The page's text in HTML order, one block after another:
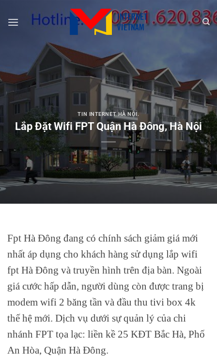
đến
TIN INTERNET HÀ NỘI.
Lắp Đặt Wifi FPT Quận Hà Đông, Hà Nội
Fpt Hà Đông đang có chính sách giảm giá mới
nhất áp dụng cho khách hàng sử dụng lắp wifi
fpt Hà Đông và truyền hình trên địa bàn. Ngoài
giá cước hấp dẫn, người dùng còn được trang bị
modem wifi 2 băng tần và đầu thu tivi box 4k
thế hệ mới. Dịch vụ dưới sự quản lý của chi
nhánh FPT tọa lạc: liền kề 25 KĐT Bắc Hà, Phố
An Hòa, Quận Hà Đông.